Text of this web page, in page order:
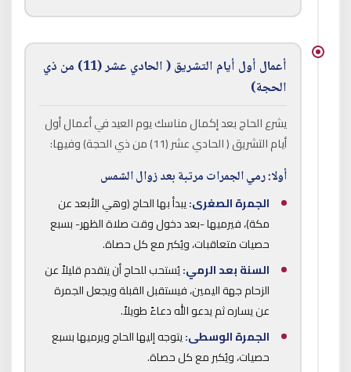
أعمال أول أيام التشريق ( الحادي عشر (11) من ذي
الحجة)
يشرع الحاج بعد إكمال مناسك يوم العيد في أعمال أول
أيام التشريق ( الحادي عشر (11) من ذي الحجة) وفيها:
أولا: رمي الجمرات مرتبة بعد زوال الشمس
الجمرة الصغرى:يبدأ بها الحاج (وهي الأبعد عن
مكة)، فيرميها -بعد دخول وقت صلاة الظهر- بسبع
حصيات متعاقبات، ويُكبر مع كل حصاة.
السنة بعد الرمي:يُستحب للحاج أن يتقدم قليلاً عن
الزحام جهة اليمين، فيستقبل القبلة ويجعل الجمرة
عن يساره ثم يدعو الله دعاءً طويلاً.
الجمرة الوسطى:يتوجه إليها الحاج ويرميها بسبع
حصيات، ويُكبر مع كل حصاة.